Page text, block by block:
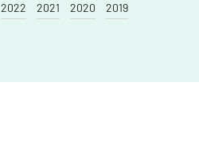
2022 2021 2020
2019